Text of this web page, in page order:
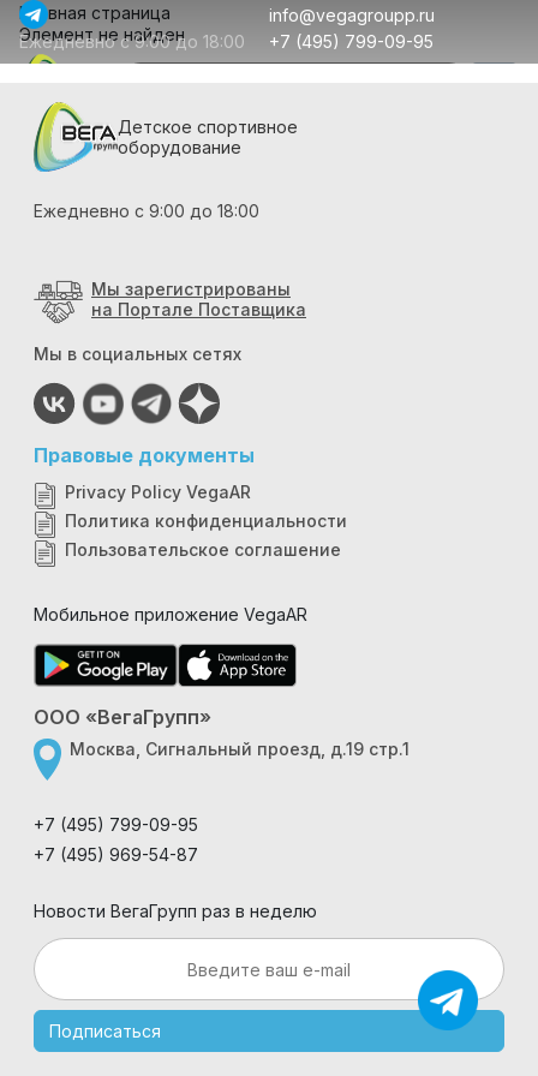
info@vegagroupp.ru
Ежедневно с 9:00 до 18:00
+7 (495) 799-09-95
Главная страница
Элемент не найден
Детское спортивное
оборудование
Ежедневно с 9:00 до 18:00
Мы зарегистрированы
на Портале Поставщика
Мы в социальных сетях
Правовые документы
Privacy Policy VegaAR
Политика конфиденциальности
Пользовательское соглашение
Мобильное приложение VegaAR
ООО «ВегаГрупп»
Москва, Сигнальный проезд, д.19 стр.1
+7 (495) 799-09-95
+7 (495) 969-54-87
Новости ВегаГрупп раз в неделю
Подписаться